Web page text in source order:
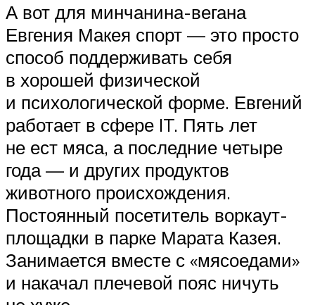
А вот для минчанина-вегана
Евгения Макея спорт — это просто
способ поддерживать себя
в хорошей физической
и психологической форме. Евгений
работает в сфере IT. Пять лет
не ест мяса, а последние четыре
года — и других продуктов
животного происхождения.
Постоянный посетитель воркаут-
площадки в парке Марата Казея.
Занимается вместе с «мясоедами»
и накачал плечевой пояс ничуть